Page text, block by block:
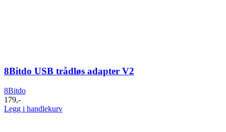
8Bitdo USB trådløs adapter V2
8Bitdo
179,-
Legg i handlekurv